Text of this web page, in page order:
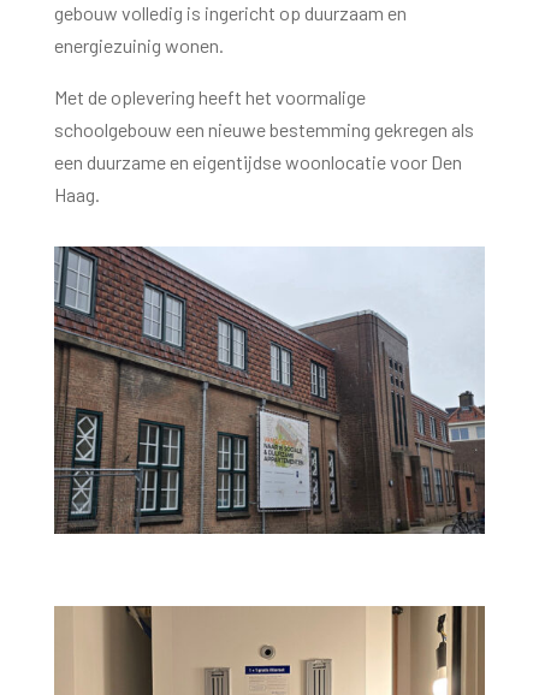
gebouw volledig is ingericht op duurzaam en
energiezuinig wonen.
Met de oplevering heeft het voormalige
schoolgebouw een nieuwe bestemming gekregen als
een duurzame en eigentijdse woonlocatie voor Den
Haag.